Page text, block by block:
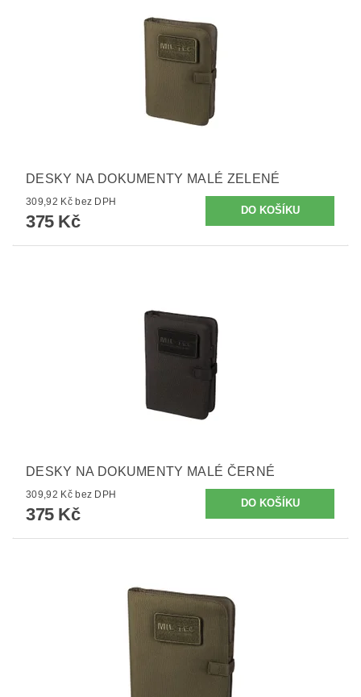
DESKY NA DOKUMENTY MALÉ ZELENÉ
309,92 Kč bez DPH
375 Kč
DESKY NA DOKUMENTY MALÉ ČERNÉ
309,92 Kč bez DPH
375 Kč